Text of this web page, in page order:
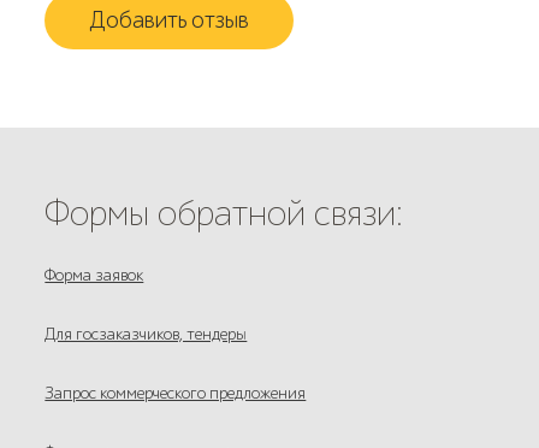
Добавить отзыв
Формы обратной связи:
Форма заявок
Для госзаказчиков, тендеры
Запрос коммерческого предложения